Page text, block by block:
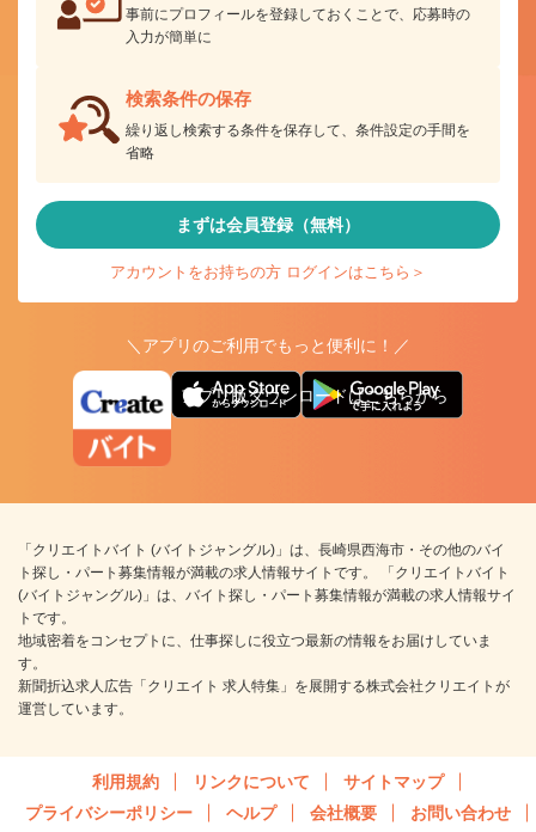
事前にプロフィールを登録しておくことで、応募時の
入力が簡単に
検索条件の保存
繰り返し検索する条件を保存して、条件設定の手間を
省略
まずは会員登録（無料）
アカウントをお持ちの方 ログインはこちら＞
＼アプリのご利用でもっと便利に！／
アプリ版ダウンロードはこちらから
「クリエイトバイト (バイトジャングル)」は、長崎県西海市・その他のバイ
ト探し・パート募集情報が満載の求人情報サイトです。 「クリエイトバイト
(バイトジャングル)」は、バイト探し・パート募集情報が満載の求人情報サイ
トです。
地域密着をコンセプトに、仕事探しに役立つ最新の情報をお届けしていま
す。
新聞折込求人広告「クリエイト 求人特集」を展開する株式会社クリエイトが
運営しています。
利用規約 リンクについて
サイトマップ
プライバシーポリシー
ヘルプ 会社概要 お問い合わせ